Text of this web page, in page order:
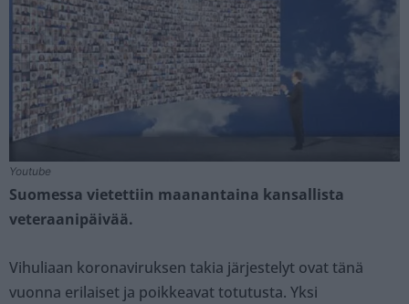
Youtube
Suomessa vietettiin maanantaina kansallista
veteraanipäivää.
Vihuliaan koronaviruksen takia järjestelyt ovat tänä
vuonna erilaiset ja poikkeavat totutusta. Yksi